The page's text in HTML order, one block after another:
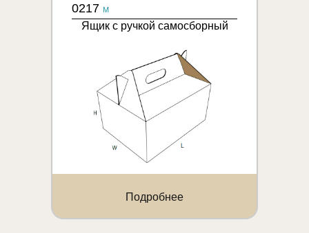
0217 M
Ящик с ручкой самосборный
Подробнее